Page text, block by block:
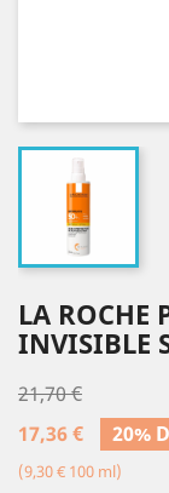
LA ROCHE
INVISIBLE
21,70 €
17,36 €
20%
(9,30 € 100 ml)